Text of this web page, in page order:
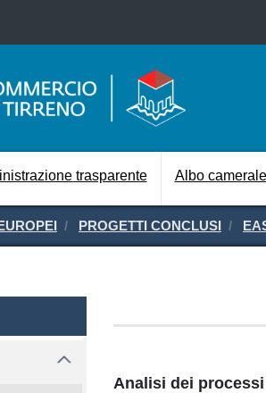
trasparente Albo camerale
PROGETTI CONCLUSI
Analisi dei